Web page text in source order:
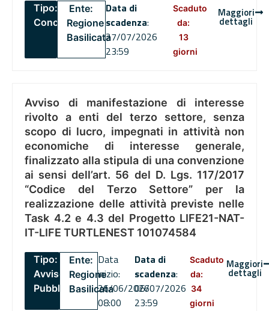
Tipo:
Concorsi
Ente:
Regione
Basilicata
Data di
scadenza:
27/07/2026
23:59
Scaduto
da:
13
giorni
Maggiori
dettagli
Avviso di manifestazione di interesse
rivolto a enti del terzo settore, senza
scopo di lucro, impegnati in attività non
economiche di interesse generale,
finalizzato alla stipula di una convenzione
ai sensi dell’art. 56 del D. Lgs. 117/2017
“Codice del Terzo Settore” per la
realizzazione delle attività previste nelle
Task 4.2 e 4.3 del Progetto LIFE21-NAT-
IT-LIFE TURTLENEST 101074584
Tipo:
Avviso
Pubblico
Ente:
Regione
Basilicata
Data
inizio:
26/06/2026
08:00
Data di
scadenza:
06/07/2026
23:59
Scaduto
da:
34
giorni
Maggiori
dettagli